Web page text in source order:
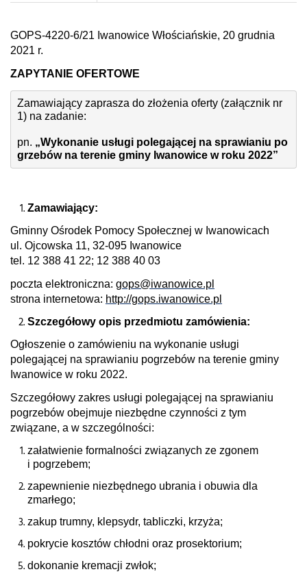
GOPS-4220-6/21 Iwanowice Włościańskie, 20 grudnia
2021 r.
ZAPYTANIE OFERTOWE
Zamawiający zaprasza do złożenia oferty (załącznik nr
1) na zadanie:
pn. „Wykonanie usługi polegającej na sprawianiu po
grzebów na terenie gminy Iwanowice w roku 2022”
Zamawiający:
Gminny Ośrodek Pomocy Społecznej w Iwanowicach
ul. Ojcowska 11, 32-095 Iwanowice
tel. 12 388 41 22; 12 388 40 03
poczta elektroniczna: gops@iwanowice.pl
strona internetowa: http://gops.iwanowice.pl
Szczegółowy opis przedmiotu zamówienia:
Ogłoszenie o zamówieniu na wykonanie usługi
polegającej na sprawianiu pogrzebów na terenie gminy
Iwanowice w roku 2022.
Szczegółowy zakres usługi polegającej na sprawianiu
pogrzebów obejmuje niezbędne czynności z tym
związane, a w szczególności:
załatwienie formalności związanych ze zgonem
i pogrzebem;
zapewnienie niezbędnego ubrania i obuwia dla
zmarłego;
zakup trumny, klepsydr, tabliczki, krzyża;
pokrycie kosztów chłodni oraz prosektorium;
dokonanie kremacji zwłok;